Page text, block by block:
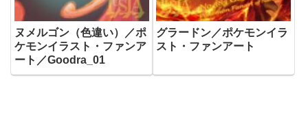
ヌメルゴン（色違い）／ポ
ケモンイラスト・ファンア
ート／Goodra_01
グラードン／ポケモンイラ
スト・ファンアート